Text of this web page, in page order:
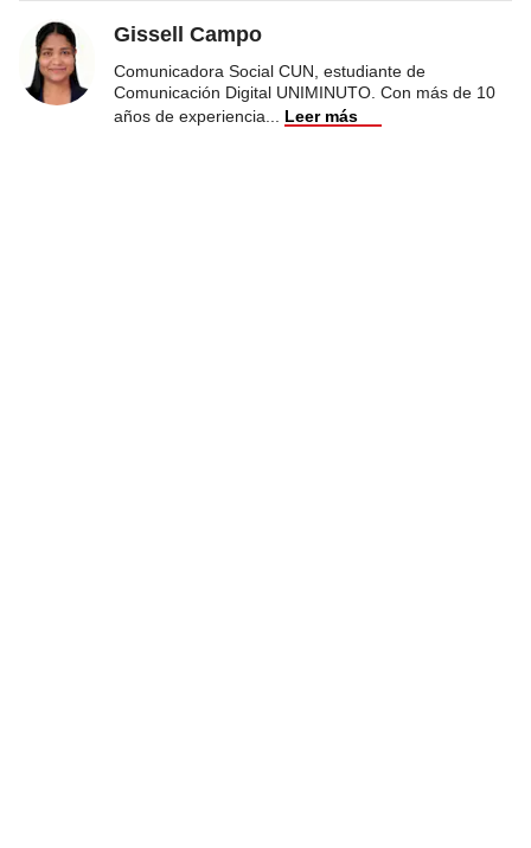
Gissell Campo
Comunicadora Social CUN, estudiante de
Comunicación Digital UNIMINUTO. Con más de 10
años de experiencia
Leer más